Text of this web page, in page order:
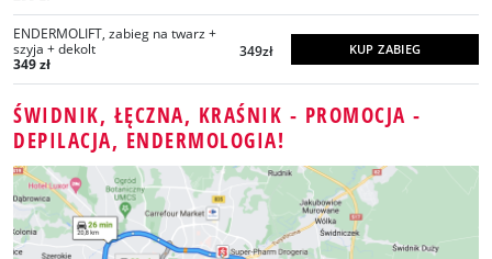
ENDERMOLIFT, zabieg na twarz +
szyja + dekolt
349 zł
349zł KUP ZABIEG
ŚWIDNIK, ŁĘCZNA, KRAŚNIK - PROMOCJA -
DEPILACJA, ENDERMOLOGIA!